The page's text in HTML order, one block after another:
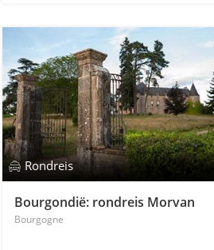
Rondreis
Bourgondië: rondreis Morvan
Bourgogne